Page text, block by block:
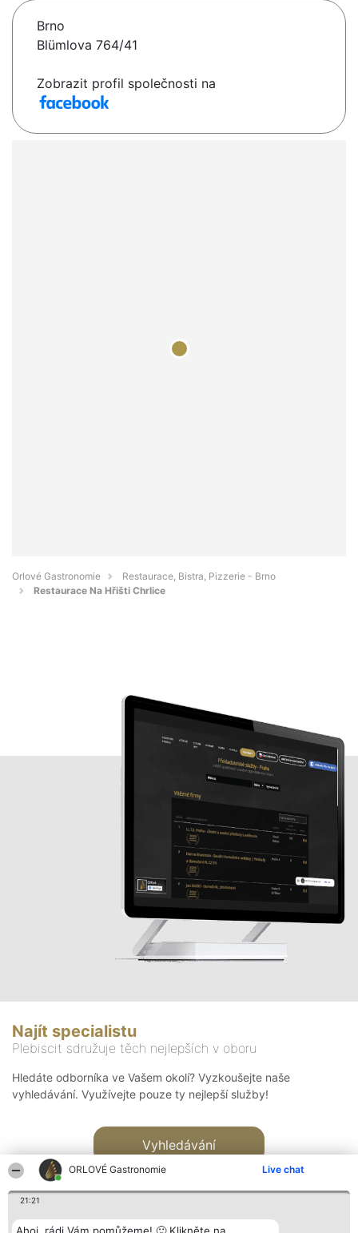
ORLOVÉ Gastronomie Live chat
21:21
Brno
Blümlova 764/41
Zobrazit profil společnosti na
Orlové Gastronomie
Restaurace, Bistra, Pizzerie - Brno
Restaurace Na Hřišti Chrlice
Najít specialistu
Plebiscit sdružuje těch nejlepších v oboru
Hledáte odborníka ve Vašem okolí? Vyzkoušejte naše
vyhledávání. Využívejte pouze ty nejlepší služby!
Vyhledávání